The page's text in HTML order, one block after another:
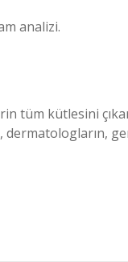
analizi.
tüm kütlesini